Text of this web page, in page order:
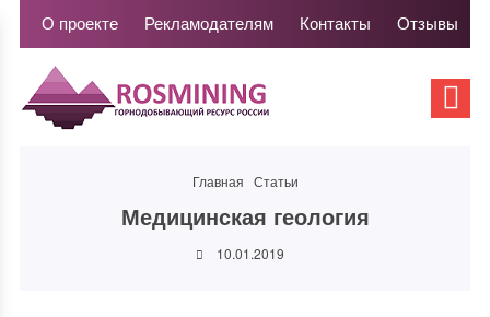
О проекте Рекламодателям Контакты Отзывы
Главная Статьи
Медицинская геология
10.01.2019